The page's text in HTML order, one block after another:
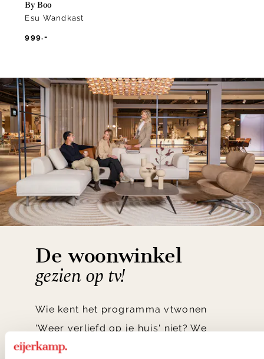
By Boo
Esu Wandkast
999.-
De woonwinkel
gezien op tv!
Wie kent het programma vtwonen
'Weer verliefd op je huis' niet? We
hebben met liefde de mooiste woon-,